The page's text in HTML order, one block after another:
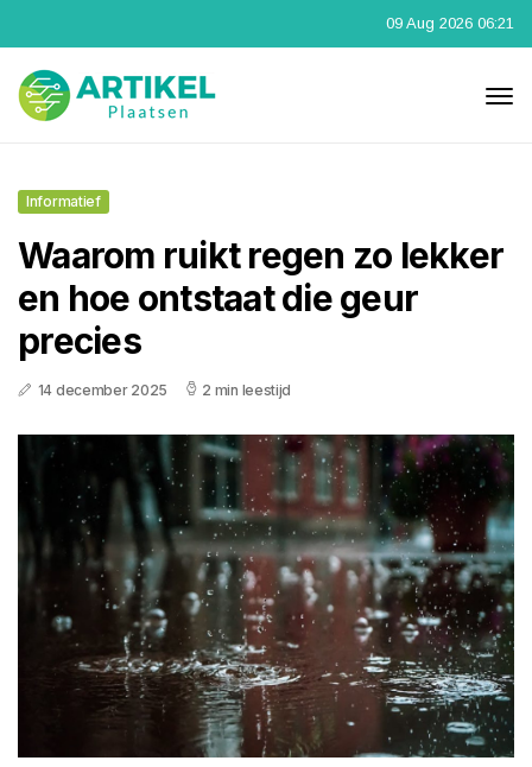
09 Aug 2026 06:21
Informatief
Waarom ruikt regen zo lekker
en hoe ontstaat die geur
precies
14 december 2025 2 min leestijd